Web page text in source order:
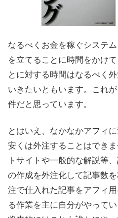
なるべくお金を稼ぐシステ
を立てることに時間をかけ
とに対する時間はなるべく
いきたいともいます。これ
件だと思っています。
とはいえ、なかなかアフィ
安くは外注することはでき
トサイトや一般的な解説等
の作成を外注化して記事数
注で仕入れた記事をアフィ
る作業を主に自分がやって